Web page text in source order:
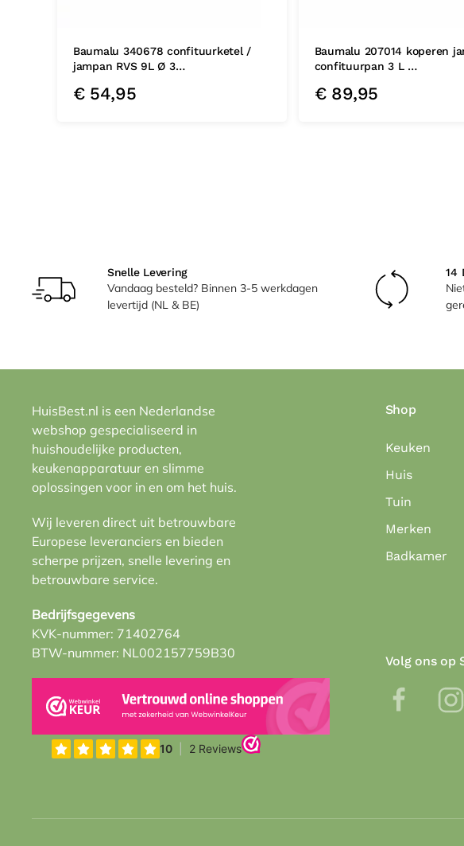
Baumalu 340678 confituurketel /
jampan RVS 9L Ø 3…
€54,95
Baumalu 207014 koperen
confituurpan 3 L …
€89,95
Snelle Levering
Vandaag besteld? Binnen 3-5 werkdagen
levertijd (NL & BE)
14
HuisBest.nl is een Nederlandse
webshop gespecialiseerd in
huishoudelijke producten,
keukenapparatuur en slimme
oplossingen voor in en om het huis.
Wij leveren direct uit betrouwbare
Europese leveranciers en bieden
scherpe prijzen, snelle levering en
betrouwbare service.
Bedrijfsgegevens
KVK-nummer: 71402764
BTW-nummer: NL002157759B30
Shop
Keuken
Huis
Tuin
Merken
Badkamer
Volg ons op